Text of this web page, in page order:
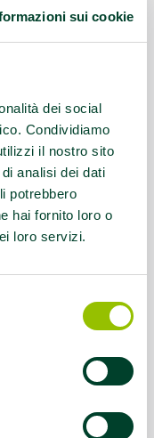
sui cookie
dei social
Condividiamo
il nostro sito
analisi dei dati
potrebbero
hai fornito loro o
loro servizi.
intellettive
inDisabilità e sport